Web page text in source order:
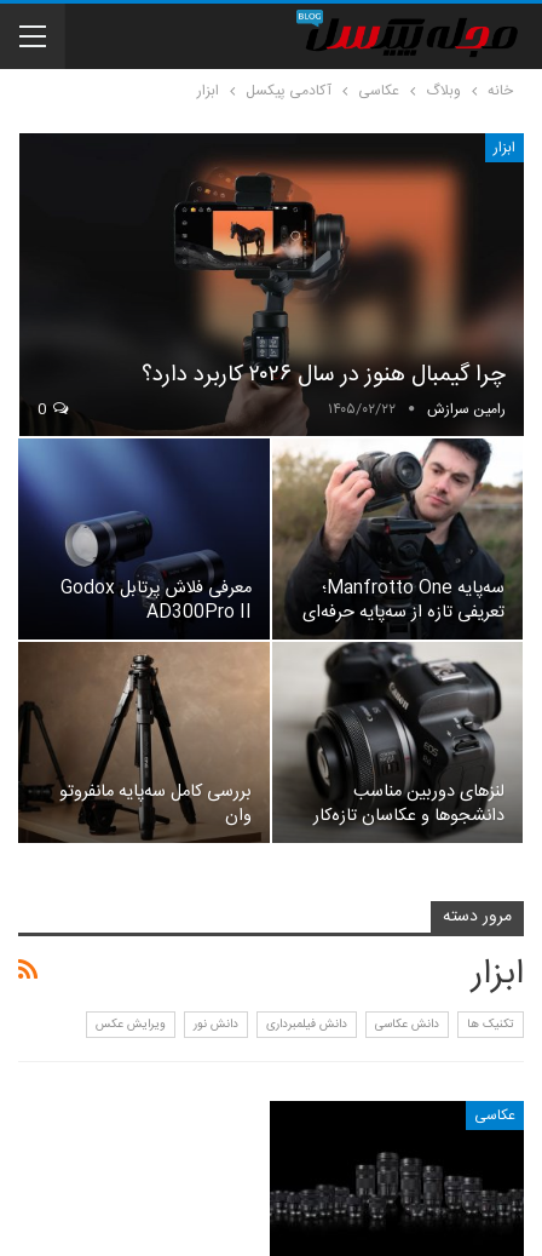
خانه وبلاگ عکاسی آکادمی پیکسل ابزار
ابزار
چرا گیمبال هنوز در سال ۲۰۲۶ کاربرد دارد؟
رامین سرازش ۱۴۰۵/۰۲/۲۲
سه‌پایه Manfrotto One؛
تعریفی تازه از سه‌پایه حرفه‌ای
معرفی فلاش پرتابل Godox
AD300Pro II
لنزهای دوربین مناسب
دانشجوها و عکاسان تازه‌کار
بررسی کامل سه‌پایه مانفروتو
وان
مرور دسته
ابزار
تکنیک ها دانش عکاسی دانش فیلمبرداری دانش نور ویرایش عکس
عکاسی